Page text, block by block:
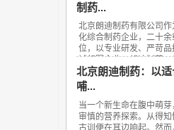
制药...
北京朗迪制药有限公司
化综合制药企业，二十
位，以专业研发、严苛
域领军企业，朗迪制药
北京朗迪制药：以
哺...
当一个新生命在腹中萌
审慎的营养探索。从得
古训便在耳边响起。然